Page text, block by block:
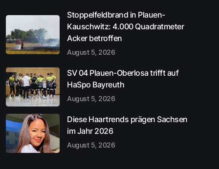
Stoppelfeldbrand in Plauen-
Kauschwitz: 4.000 Quadratmeter
Acker betroffen
August 5, 2026
SV 04 Plauen-Oberlosa trifft auf
HaSpo Bayreuth
August 5, 2026
Diese Haartrends prägen Sachsen
im Jahr 2026
August 5, 2026